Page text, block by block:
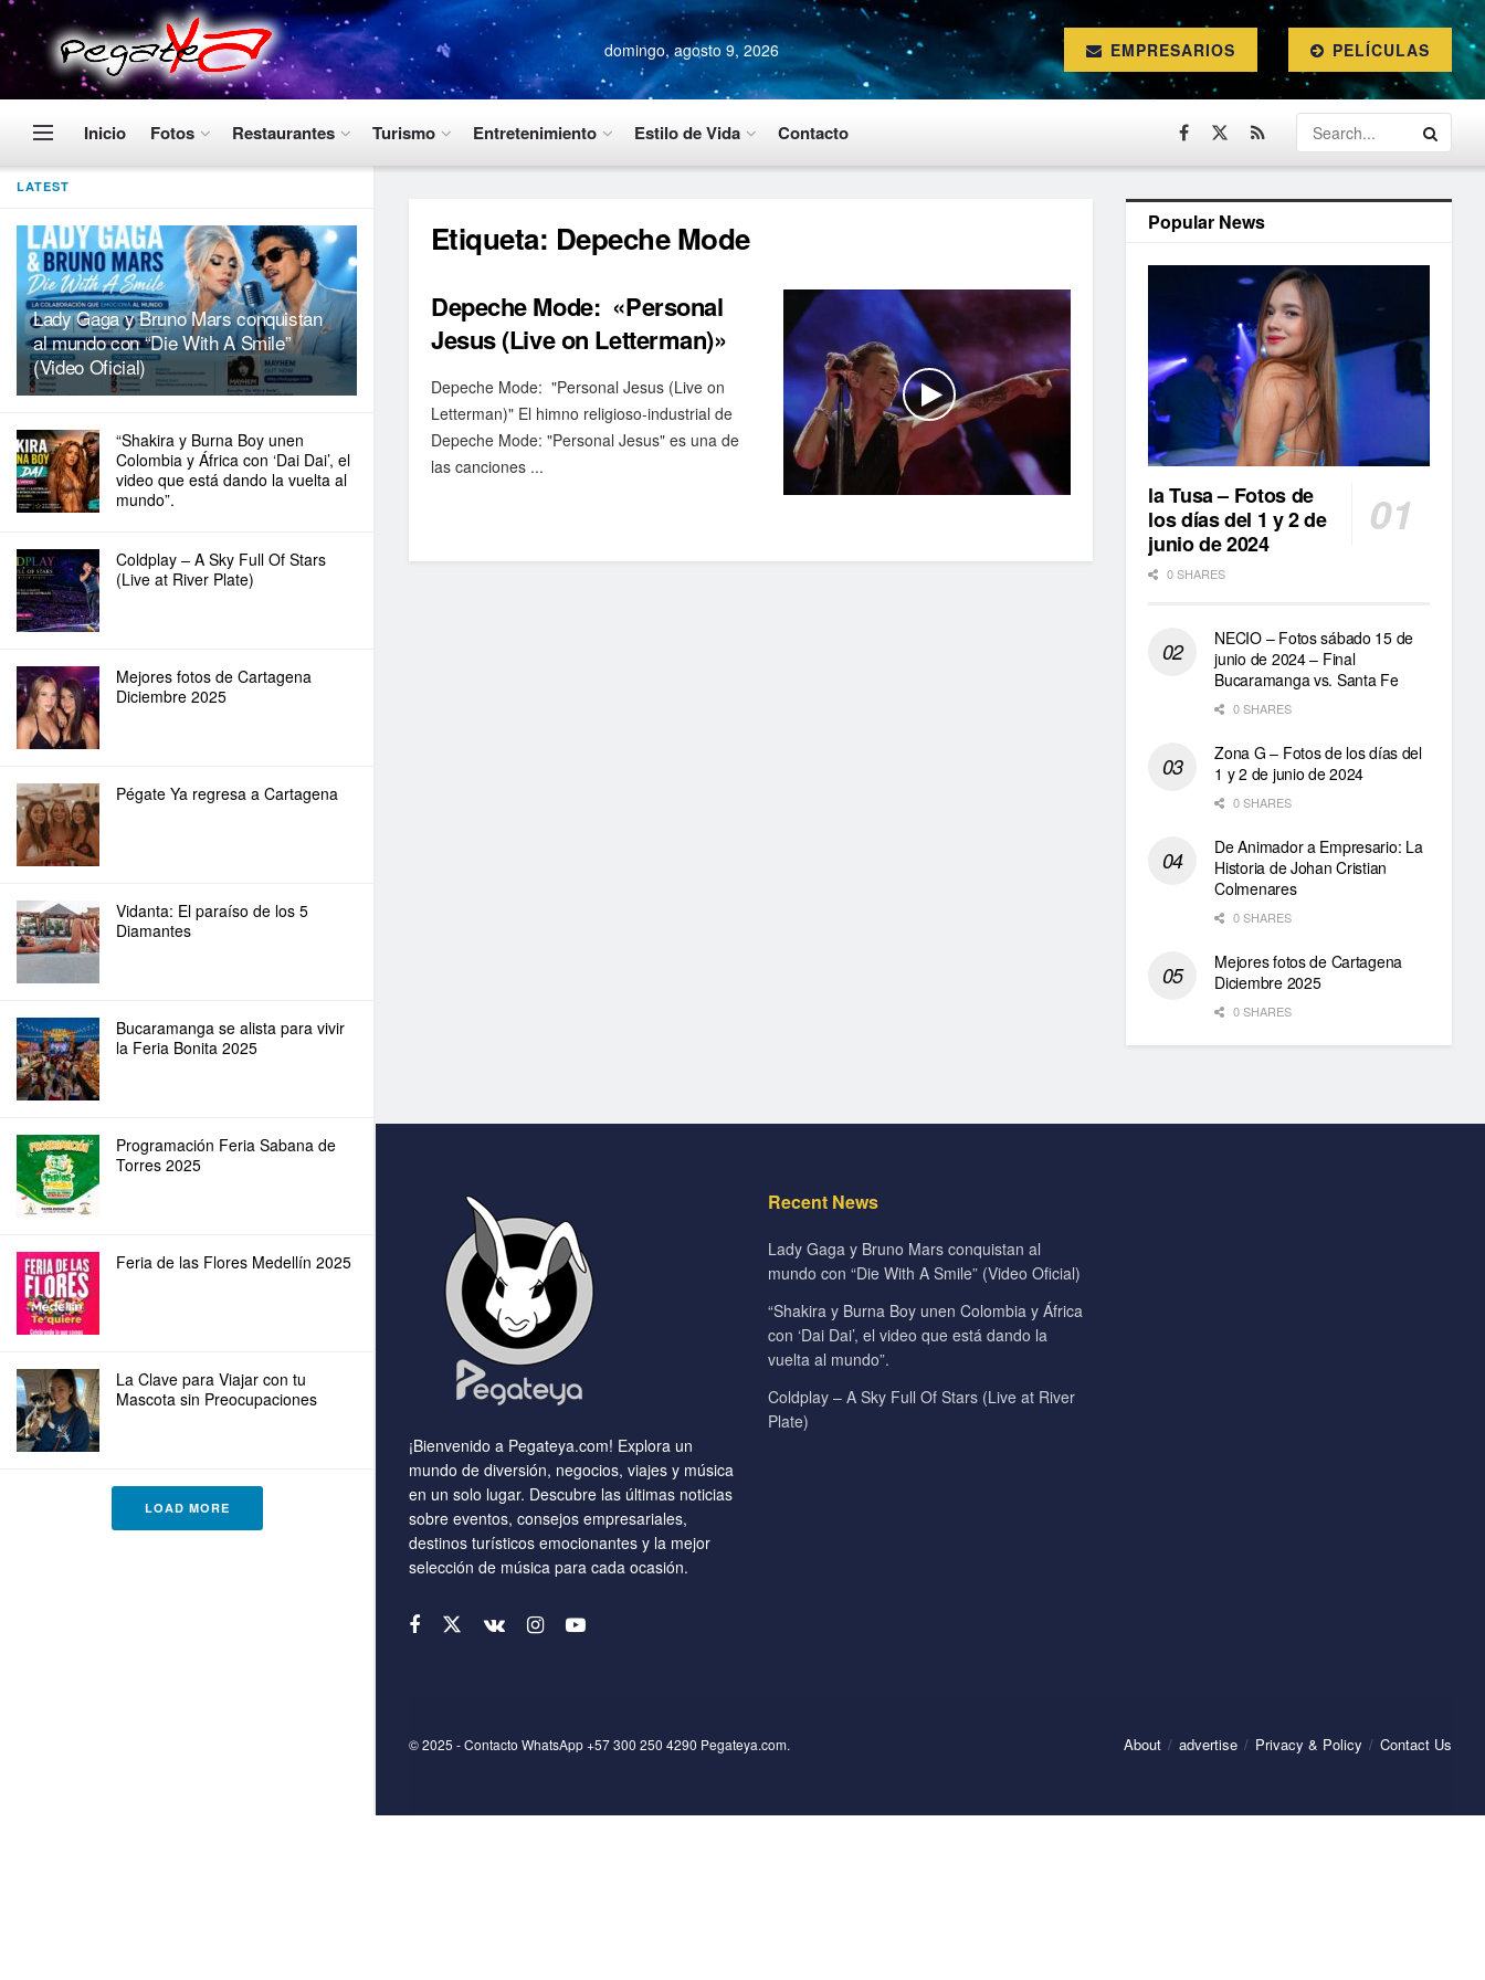
LATEST
Lady Gaga y Bruno Mars conquistan
al mundo con “Die With A Smile”
(Video Oficial)
“Shakira y Burna Boy unen
Colombia y África con ‘Dai Dai’, el
video que está dando la vuelta al
mundo”.
Coldplay – A Sky Full Of Stars
(Live at River Plate)
Mejores fotos de Cartagena
Diciembre 2025
Pégate Ya regresa a Cartagena
Vidanta: El paraíso de los 5
Diamantes
Bucaramanga se alista para vivir
la Feria Bonita 2025
Programación Feria Sabana de
Torres 2025
Feria de las Flores Medellín 2025
La Clave para Viajar con tu
Mascota sin Preocupaciones
LOAD MORE
domingo, agosto 9, 2026 EMPRESARIOS PELÍCULAS
Inicio Fotos Restaurantes Turismo Entretenimiento Estilo de Vida Contacto
Etiqueta: Depeche Mode
Depeche Mode: «Personal
Jesus (Live on Letterman)»
Depeche Mode: "Personal Jesus (Live on
Letterman)" El himno religioso-industrial de
Depeche Mode: "Personal Jesus" es una de
las canciones ...
Popular News
la Tusa – Fotos de
los días del 1 y 2 de
junio de 2024
0 SHARES
NECIO – Fotos sábado 15 de
junio de 2024 – Final
Bucaramanga vs. Santa Fe
0 SHARES
Zona G – Fotos de los días del
1 y 2 de junio de 2024
0 SHARES
De Animador a Empresario: La
Historia de Johan Cristian
Colmenares
0 SHARES
Mejores fotos de Cartagena
Diciembre 2025
0 SHARES
¡Bienvenido a Pegateya.com! Explora un
mundo de diversión, negocios, viajes y música
en un solo lugar. Descubre las últimas noticias
sobre eventos, consejos empresariales,
destinos turísticos emocionantes y la mejor
selección de música para cada ocasión.
Recent News
Lady Gaga y Bruno Mars conquistan al
mundo con “Die With A Smile” (Video Oficial)
“Shakira y Burna Boy unen Colombia y África
con ‘Dai Dai’, el video que está dando la
vuelta al mundo”.
Coldplay – A Sky Full Of Stars (Live at River
Plate)
About advertise Privacy & Policy Contact Us
© 2025 - Contacto WhatsApp +57 300 250 4290 Pegateya.com.